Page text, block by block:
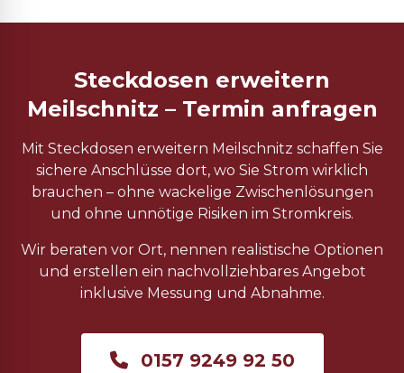
Steckdosen erweitern
Meilschnitz – Termin anfragen
Mit Steckdosen erweitern Meilschnitz schaffen Sie
sichere Anschlüsse dort, wo Sie Strom wirklich
brauchen – ohne wackelige Zwischenlösungen
und ohne unnötige Risiken im Stromkreis.
Wir beraten vor Ort, nennen realistische Optionen
und erstellen ein nachvollziehbares Angebot
inklusive Messung und Abnahme.
0157 9249 92 50